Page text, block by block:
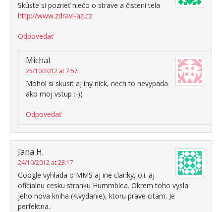
Skúste si pozrieť niečo o strave a čistení tela
http://www.zdravi-az.cz
Odpovedať
Michal
25/10/2012 at 7:57
Mohol si skusit aj iny nick, nech to nevypada
ako moj vstup :-))
Odpovedať
Jana H.
24/10/2012 at 23:17
Google vyhlada o MMS aj ine clanky, o.i. aj
oficialnu cesku stranku Hummblea. Okrem toho vysla
jeho nova kniha (4.vydanie), ktoru prave citam. Je
perfektna.